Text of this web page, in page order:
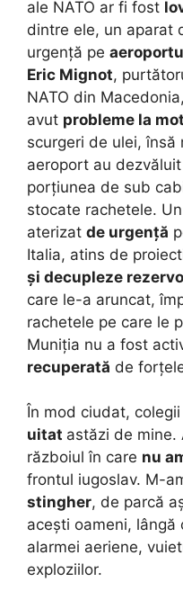
ale NATO ar fi fost
dintre ele, un aparat
urgență pe
Eric Mignot,
NATO din
avut probleme la
scurgeri de ulei,
aeroport au
porțiunea de sub
stocate rachetele.
aterizat de urgență
Italia, atins de
și decupleze
care le-a aruncat,
rachetele pe care le
Muniția nu a fost
recuperată de
În mod ciudat,
uitat astăzi de mine.
războiul în care nu
frontul iugoslav. M-
stingher, de parcă
acești oameni, lângă
alarmei aeriene,
exploziilor.